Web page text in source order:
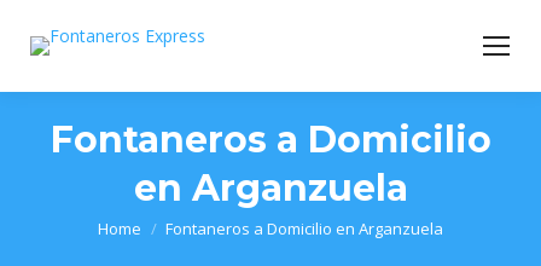
Fontaneros a Domicilio
en Arganzuela
You are here:
Home Fontaneros a Domicilio en Arganzuela